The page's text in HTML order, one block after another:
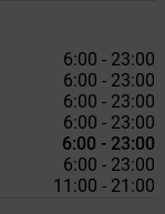
6:00 - 23:00
6:00 - 23:00
6:00 - 23:00
6:00 - 23:00
6:00 - 23:00
6:00 - 23:00
11:00 - 21:00